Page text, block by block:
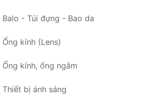
Balo - Túi đựng - Bao da
Ống kính (Lens)
Ống kính, ống ngắm
Thiết bị ánh sáng